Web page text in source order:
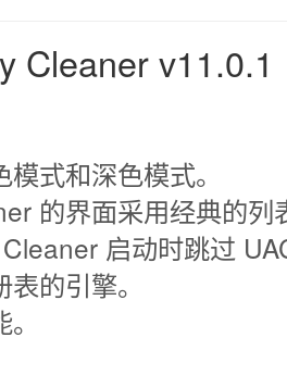
Cleaner v11.0.1
式和深色模式。
的界面采用经典的列
启动时跳过
的引擎。